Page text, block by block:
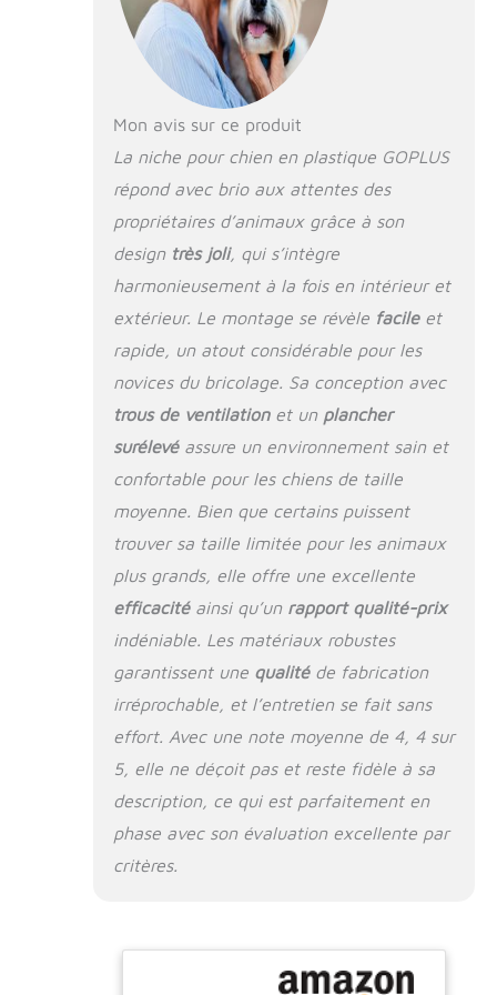
conception d’évent
à l'avant et à
l'arrière du chenil
circulation de l'air à
niche, fournissant
de l'air frais au
chien et empêchant
la formation de
grandes odeurs
dans le chenil, de
dispose d'un petit
chenil confortable.
Conception
humanisée: Le toit
en pente peut
rapidement drainer
l'eau de pluie et
protéger
efficacement le
chien de la pluie et
un abri chaud et
confortable pour
chien. Le plancher
empêcher la pluie
de s'écouler dans la
niche et isoler le sol
humide, de sorte
que l'intérieur soit
toujours sec.
confortable: La
beauté et
Mon avis sur ce produit
La niche pour chien en plastique GOPLUS
répond avec brio aux attentes des
propriétaires d’animaux grâce à son
design très joli, qui s’intègre
harmonieusement à la fois en intérieur et
extérieur. Le montage se révèle facileet
rapide, un atout considérable pour les
novices du bricolage. Sa conception avec
trous de ventilationet un plancher
surélevéassure un environnement sain et
confortable pour les chiens de taille
moyenne. Bien que certains puissent
trouver sa taille limitée pour les animaux
plus grands, elle offre une excellente
efficacitéainsi qu’un rapport qualité-prix
indéniable. Les matériaux robustes
garantissent une qualitéde fabrication
irréprochable, et l’entretien se fait sans
effort. Avec une note moyenne de 4, 4 sur
5, elle ne déçoit pas et reste fidèle à sa
description, ce qui est parfaitement en
phase avec son évaluation excellente par
critères.